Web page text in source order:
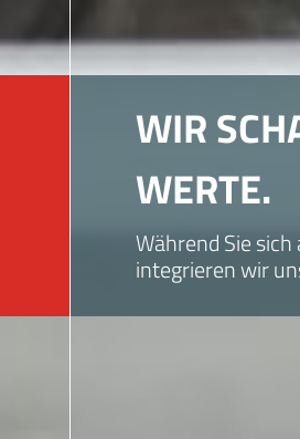
WIR
WERTE.
Während Sie
integrieren wir